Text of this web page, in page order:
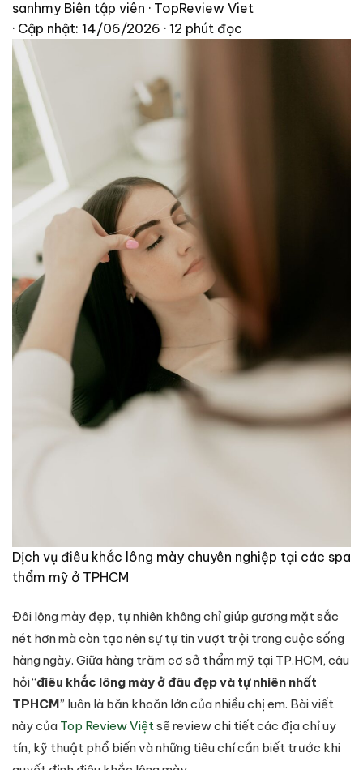
sanhmy Biên tập viên · TopReview Viet
· Cập nhật: 14/06/2026 · 12 phút đọc
Dịch vụ điêu khắc lông mày chuyên nghiệp tại các spa
thẩm mỹ ở TPHCM
Đôi lông mày đẹp, tự nhiên không chỉ giúp gương mặt sắc
nét hơn mà còn tạo nên sự tự tin vượt trội trong cuộc sống
hàng ngày. Giữa hàng trăm cơ sở thẩm mỹ tại TP.HCM, câu
hỏi “điêu khắc lông mày ở đâu đẹp và tự nhiên nhất
TPHCM” luôn là băn khoăn lớn của nhiều chị em. Bài viết
này của Top Review Việtsẽ review chi tiết các địa chỉ uy
tín, kỹ thuật phổ biến và những tiêu chí cần biết trước khi